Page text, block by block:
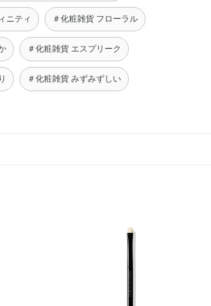
ニティ ＃化粧雑貨 フローラル
＃化粧雑貨 エスプリーク
＃化粧雑貨 みずみずしい